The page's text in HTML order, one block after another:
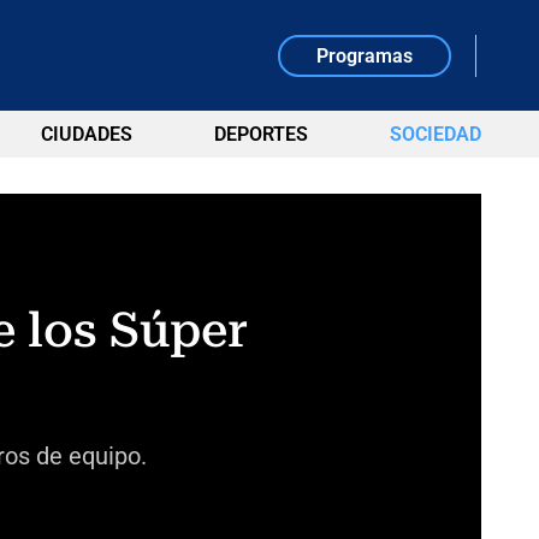
Programas
CIUDADES DEPORTES SOCIEDAD
los Súper
de equipo.